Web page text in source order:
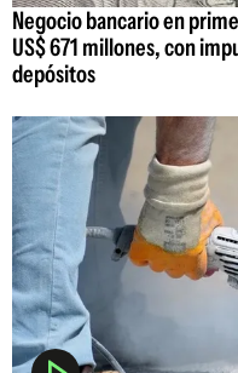
Negocio bancario en
US$ 671 millones, con
depósitos